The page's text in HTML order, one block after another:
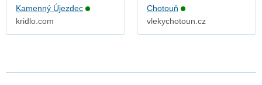
Kamenný Újezdec
kridlo.com
Chotouň
vlekychotoun.cz